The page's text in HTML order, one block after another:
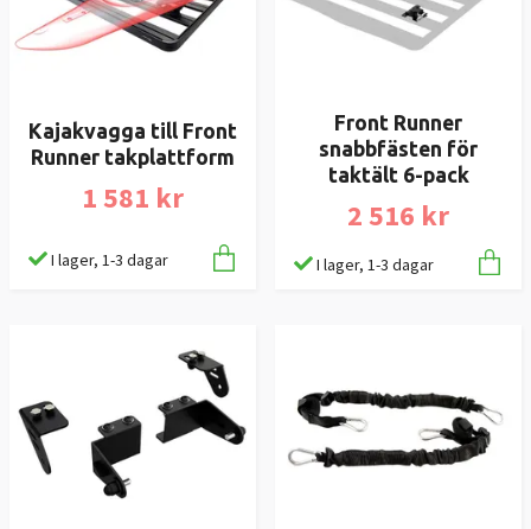
Kajakvagga till Front
Runner takplattform
1 581 kr
I lager, 1-3 dagar
Front Runner
snabbfästen för
taktält 6-pack
2 516 kr
I lager, 1-3 dagar